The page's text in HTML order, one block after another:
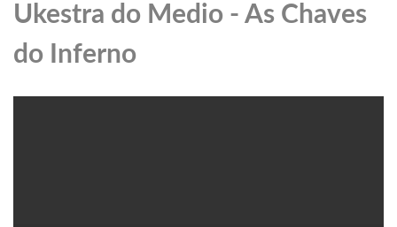
Ukestra do Medio - As Chaves
do Inferno